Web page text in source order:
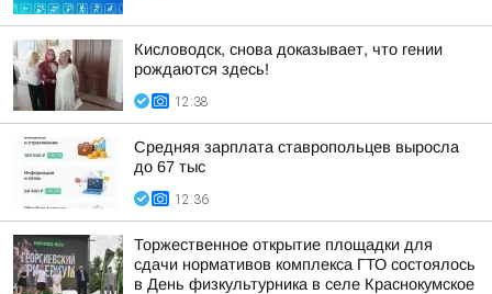
Кисловодск, снова доказывает, что гении
рождаются здесь!
12:38
Средняя зарплата ставропольцев выросла
до 67 тыс
12:36
Торжественное открытие площадки для
сдачи нормативов комплекса ГТО состоялось
в День физкультурника в селе Краснокумское